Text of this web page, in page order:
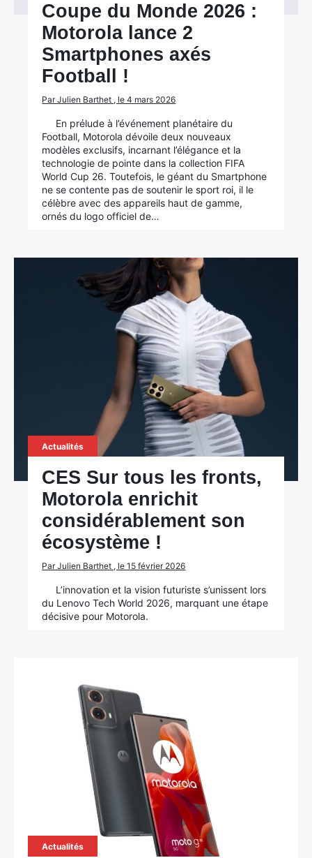
Coupe du Monde 2026 :
Motorola lance 2
Smartphones axés
Football !
Par Julien Barthet , le 4 mars 2026
En prélude à l’événement planétaire du
Football, Motorola dévoile deux nouveaux
modèles exclusifs, incarnant l’élégance et la
technologie de pointe dans la collection FIFA
World Cup 26. Toutefois, le géant du Smartphone
ne se contente pas de soutenir le sport roi, il le
célèbre avec des appareils haut de gamme,
ornés du logo officiel de…
Actualités
CES Sur tous les fronts,
Motorola enrichit
considérablement son
écosystème !
Par Julien Barthet , le 15 février 2026
L’innovation et la vision futuriste s’unissent lors
du Lenovo Tech World 2026, marquant une étape
décisive pour Motorola.
Actualités